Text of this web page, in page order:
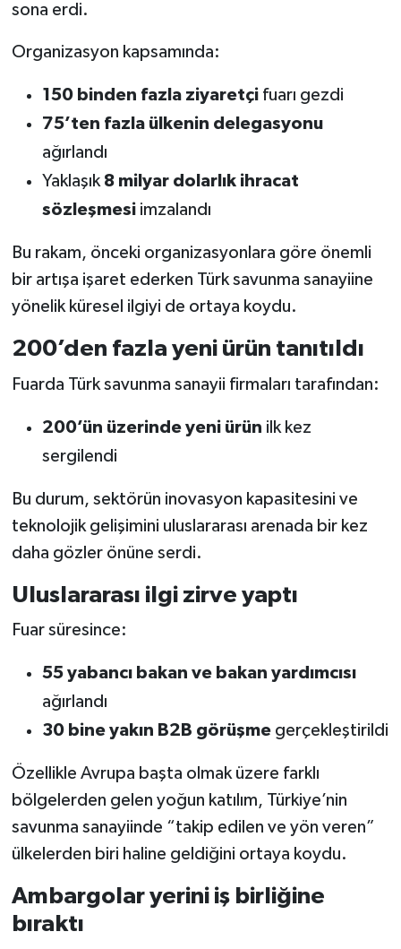
sona erdi.
Organizasyon kapsamında:
150 binden fazla ziyaretçifuarı gezdi
75’ten fazla ülkenin delegasyonu
ağırlandı
Yaklaşık 8 milyar dolarlık ihracat
sözleşmesiimzalandı
Bu rakam, önceki organizasyonlara göre önemli
bir artışa işaret ederken Türk savunma sanayiine
yönelik küresel ilgiyi de ortaya koydu.
200’den fazla yeni ürün tanıtıldı
Fuarda Türk savunma sanayii firmaları tarafından:
200’ün üzerinde yeni ürün ilk kez
sergilendi
Bu durum, sektörün inovasyon kapasitesini ve
teknolojik gelişimini uluslararası arenada bir kez
daha gözler önüne serdi.
Uluslararası ilgi zirve yaptı
Fuar süresince:
55 yabancı bakan ve bakan yardımcısı
ağırlandı
30 bine yakın B2B görüşmegerçekleştirildi
Özellikle Avrupa başta olmak üzere farklı
bölgelerden gelen yoğun katılım, Türkiye’nin
savunma sanayiinde “takip edilen ve yön veren”
ülkelerden biri haline geldiğini ortaya koydu.
Ambargolar yerini iş birliğine
bıraktı